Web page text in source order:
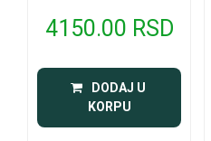
4150.00 RSD
DODAJ U
KORPU